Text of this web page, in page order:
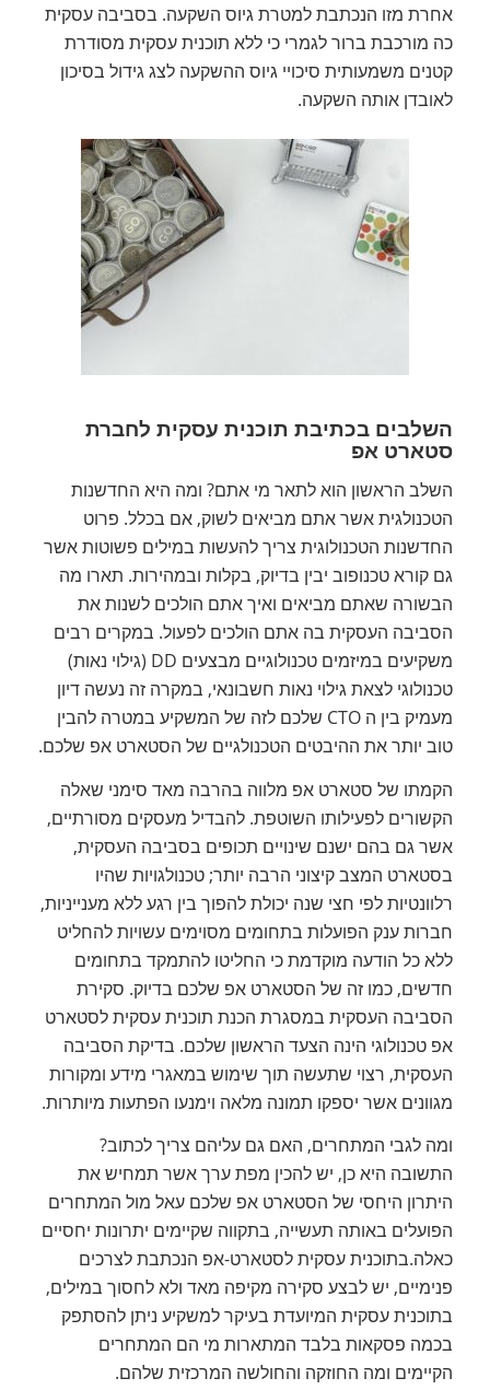
אחרת מזו הנכתבת למטרת גיוס השקעה. בסביבה עסקית
כה מורכבת ברור לגמרי כי ללא תוכנית עסקית מסודרת
קטנים משמעותית סיכויי גיוס ההשקעה לצג גידול בסיכון
לאובדן אותה השקעה.
השלבים בכתיבת תוכנית עסקית לחברת
סטארט אפ
השלב הראשון הוא לתאר מי אתם? ומה היא החדשנות
הטכנולגית אשר אתם מביאים לשוק, אם בכלל. פרוט
החדשנות הטכנולוגית צריך להעשות במילים פשוטות אשר
גם קורא טכנופוב יבין בדיוק, בקלות ובמהירות. תארו מה
הבשורה שאתם מביאים ואיך אתם הולכים לשנות את
הסביבה העסקית בה אתם הולכים לפעול. במקרים רבים
משקיעים במיזמים טכנולוגיים מבצעים DD (גילוי נאות)
טכנולוגי לצאת גילוי נאות חשבונאי, במקרה זה נעשה דיון
מעמיק בין ה CTO שלכם לזה של המשקיע במטרה להבין
טוב יותר את ההיבטים הטכנולגיים של הסטארט אפ שלכם.
הקמתו של סטארט אפ מלווה בהרבה מאד סימני שאלה
הקשורים לפעילותו השוטפת. להבדיל מעסקים מסורתיים,
אשר גם בהם ישנם שינויים תכופים בסביבה העסקית,
בסטארט המצב קיצוני הרבה יותר; טכנולגויות שהיו
רלוונטיות לפי חצי שנה יכולת להפוך בין רגע ללא מענייניות,
חברות ענק הפועלות בתחומים מסוימים עשויות להחליט
ללא כל הודעה מוקדמת כי החליטו להתמקד בתחומים
חדשים, כמו זה של הסטארט אפ שלכם בדיוק. סקירת
הסביבה העסקית במסגרת הכנת תוכנית עסקית לסטארט
אפ טכנולוגי הינה הצעד הראשון שלכם. בדיקת הסביבה
העסקית, רצוי שתעשה תוך שימוש במאגרי מידע ומקורות
מגוונים אשר יספקו תמונה מלאה וימנעו הפתעות מיותרות.
ומה לגבי המתחרים, האם גם עליהם צריך לכתוב?
התשובה היא כן, יש להכין מפת ערך אשר תמחיש את
היתרון היחסי של הסטארט אפ שלכם עאל מול המתחרים
הפועלים באותה תעשייה, בתקווה שקיימים יתרונות יחסיים
כאלה.בתוכנית עסקית לסטארט-אפ הנכתבת לצרכים
פנימיים, יש לבצע סקירה מקיפה מאד ולא לחסוך במילים,
בתוכנית עסקית המיועדת בעיקר למשקיע ניתן להסתפק
בכמה פסקאות בלבד המתארות מי הם המתחרים
הקיימים ומה החוזקה והחולשה המרכזית שלהם.